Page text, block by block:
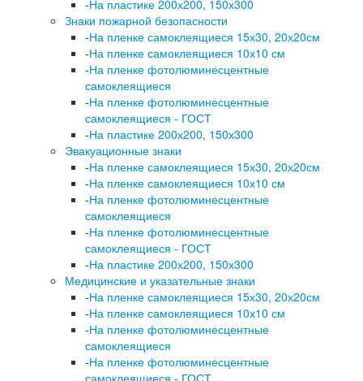
-На пластике 200х200, 150х300
Знаки пожарной безопасности
-На пленке самоклеящиеся 15х30, 20х20см
-На пленке самоклеящиеся 10х10 см
-На пленке фотолюминесцентные
самоклеящиеся
-На пленке фотолюминесцентные
самоклеящиеся - ГОСТ
-На пластике 200х200, 150х300
Эвакуационные знаки
-На пленке самоклеящиеся 15х30, 20х20см
-На пленке самоклеящиеся 10х10 см
-На пленке фотолюминесцентные
самоклеящиеся
-На пленке фотолюминесцентные
самоклеящиеся - ГОСТ
-На пластике 200х200, 150х300
Медицинские и указательные знаки
-На пленке самоклеящиеся 15х30, 20х20см
-На пленке самоклеящиеся 10х10 см
-На пленке фотолюминесцентные
самоклеящиеся
-На пленке фотолюминесцентные
самоклеящиеся - ГОСТ